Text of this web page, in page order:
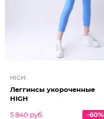
HIGH
Леггинсы укороченные
HIGH
5 840 руб.
-60%